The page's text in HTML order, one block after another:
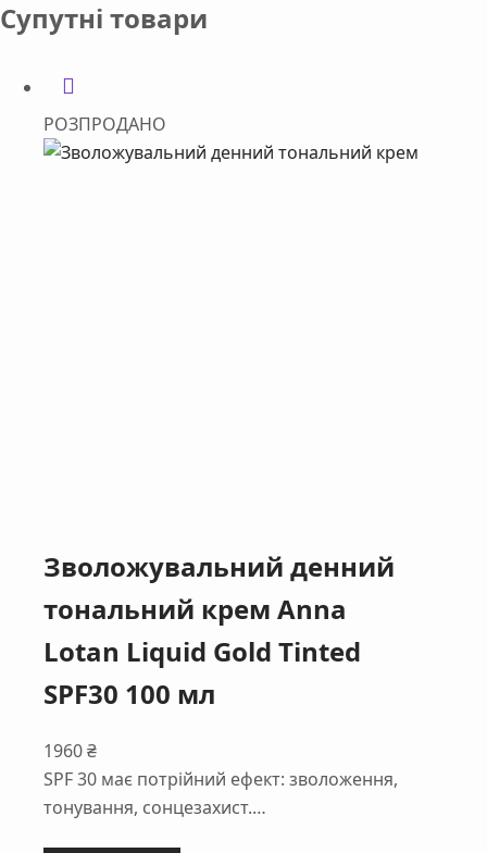
Супутні товари
РОЗПРОДАНО
Зволожувальний денний
тональний крем Anna
Lotan Liquid Gold Tinted
SPF30 100 мл
1960₴
SPF 30 має потрійний ефект: зволоження,
тонування, сонцезахист.…